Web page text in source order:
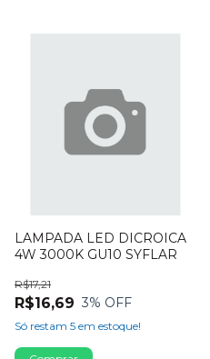
LAMPADA LED DICROICA
4W 3000K GU10 SYFLAR
R$16,69
R$17,21
3% OFF
Só restam 5 em estoque!